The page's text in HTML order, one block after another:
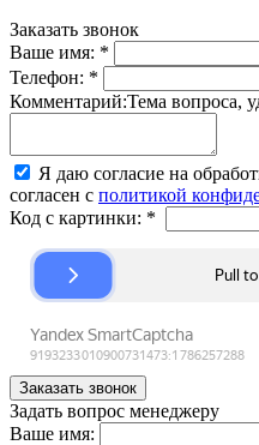
Заказать звонок
Ваше имя: *
Телефон: *
Комментарий:Тема вопроса,
Я даю согласие на
согласен с политикой
Код с картинки: *
Задать вопрос менеджеру
Ваше имя: